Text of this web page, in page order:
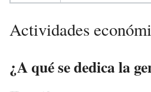
Actividades
¿A qué se dedica la